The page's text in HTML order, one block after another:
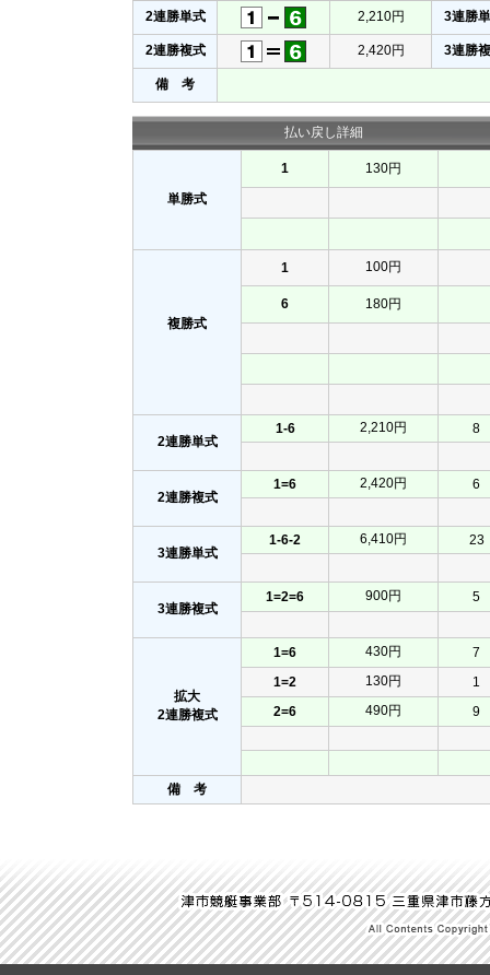
2連勝単式 2,210円 3連勝
2連勝複式 2,420円 3連勝
備 考
払い戻し詳細
単勝式
1 130円
複勝式
1 100円
6 180円
2連勝単式
1-6 2,210円 8
2連勝複式
1=6 2,420円 6
3連勝単式
1-6-2 6,410円 23
3連勝複式
1=2=6 900円 5
拡大
2連勝複式
1=6 430円
7
1=2
130円
1
2=6
490円 9
備 考